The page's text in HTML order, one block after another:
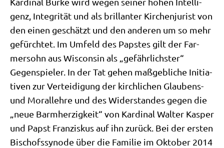
genz, Inte­gri­tät und als bril­lan­ter Kir­chen­ju­rist von
den einen geschätzt und den ande­ren um so mehr
gefürch­tet. Im Umfeld des Pap­stes gilt der Far­
mer­sohn aus Wis­con­sin als „gefähr­lich­ster“
Gegen­spie­ler. In der Tat gehen maß­geb­li­che Initia­
ti­ven zur Ver­tei­di­gung der kirch­li­chen Glau­bens-
und Moral­leh­re und des Wider­stan­des gegen die
„neue Barm­her­zig­keit“ von Kar­di­nal Wal­ter Kas­per
und Papst Fran­zis­kus auf ihn zurück. Bei der ersten
Bischofs­syn­ode über die Fami­lie im Okto­ber 2014